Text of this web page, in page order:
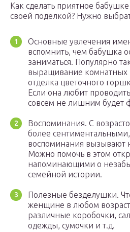
Как сделать приятное
своей поделкой? Нужно
Основные увлечения
вспомнить, чем бабушка
заниматься. Популярно
выращивание комнатных
отделка цветочного
Если она любит
совсем не лишним будет
Воспоминания. С
более
воспоминания вызывают
Можно помочь в этом
напоминающими о
семейной истории.
Полезные безделушки.
женщине в любом
различные коробочки,
одежды, сумочки и т.д.